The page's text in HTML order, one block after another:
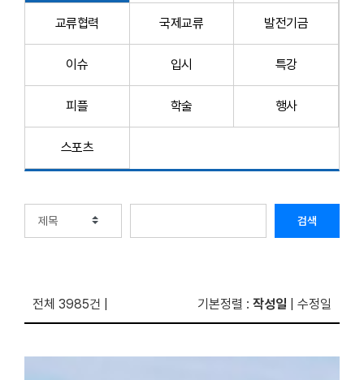
교류협력 국제교류 발전기금
이슈 입시 특강
피플 학술 행사
스포츠
검색
전체 3985건 기본정렬 : 작성일 수정일